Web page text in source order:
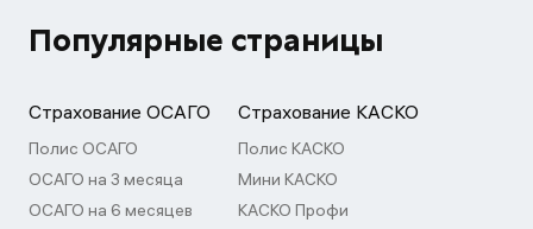
Популярные страницы
Страхование ОСАГО
Полис ОСАГО
ОСАГО на 3 месяца
ОСАГО на 6 месяцев
Страхование КАСКО
Полис КАСКО
Мини КАСКО
КАСКО Профи